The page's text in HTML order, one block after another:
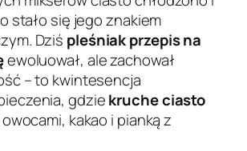
stało się jego znakiem
Dziś pleśniak przepis na
ewoluował, ale zachował
– to kwintesencja
gdziekruche ciasto
kakao i pianką z